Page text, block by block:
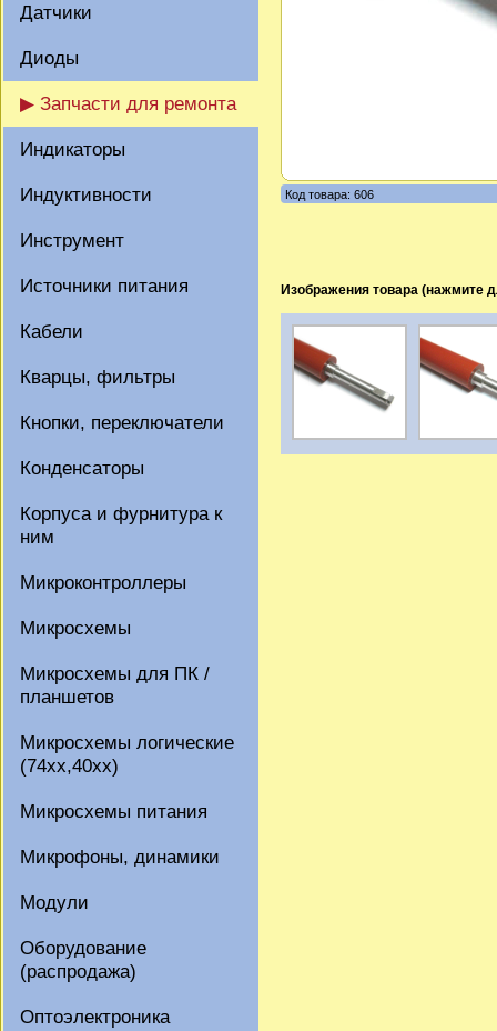
Датчики
Диоды
▶ Запчасти для ремонта
Индикаторы
Индуктивности
Инструмент
Источники питания
Кабели
Кварцы, фильтры
Кнопки, переключатели
Конденсаторы
Корпуса и фурнитура к
ним
Микроконтроллеры
Микросхемы
Микросхемы для ПК /
планшетов
Микросхемы логические
(74xx,40xx)
Микросхемы питания
Микрофоны, динамики
Модули
Оборудование
(распродажа)
Оптоэлектроника
Код товара: 606
Изображения товара (нажмите